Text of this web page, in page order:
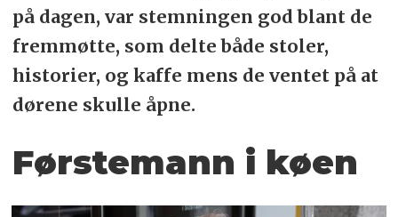
på dagen, var stemningen god blant de
fremmøtte, som delte både stoler,
historier, og kaffe mens de ventet på at
dørene skulle åpne.
Førstemann i køen